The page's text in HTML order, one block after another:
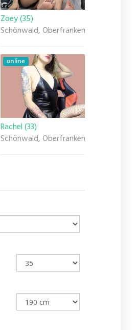
Zoey (35)
Schönwald, Oberfranken
online
Rachel (33)
Schönwald, Oberfranken